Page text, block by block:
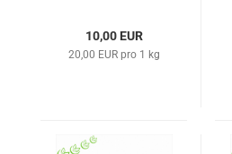
10,00 EUR
20,00 EUR pro 1 kg